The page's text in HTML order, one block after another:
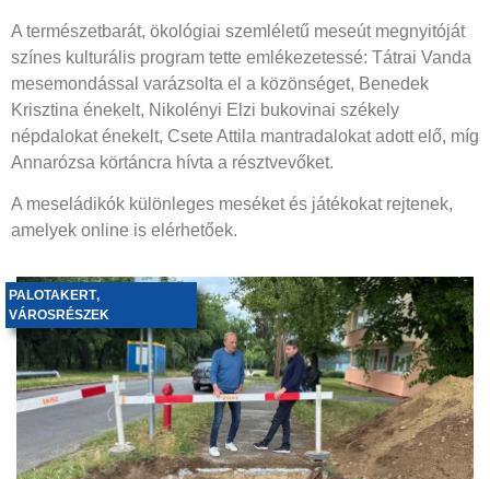
A természetbarát, ökológiai szemléletű meseút megnyitóját
színes kulturális program tette emlékezetessé: Tátrai Vanda
mesemondással varázsolta el a közönséget, Benedek
Krisztina énekelt, Nikolényi Elzi bukovinai székely
népdalokat énekelt, Csete Attila mantradalokat adott elő, míg
Annarózsa körtáncra hívta a résztvevőket.
A meseládikók különleges meséket és játékokat rejtenek,
amelyek online is elérhetőek.
PALOTAKERT,
VÁROSRÉSZEK